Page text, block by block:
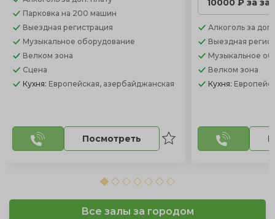
Парковка на 200 машин
Выездная регистрация
Музыкальное оборудование
Велком зона
Сцена
Кухня: Европейская, азербайджанская
Посмотреть
10000 ₽ за
Алкоголь за
Выездная
Музыкальное
Велком зона
Кухня:
Все залы за городом